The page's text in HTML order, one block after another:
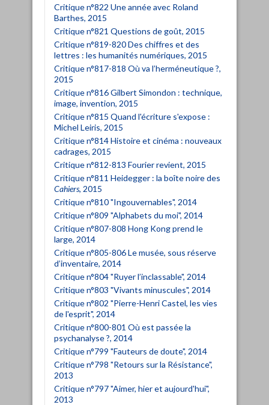
Critique n°822 Une année avec Roland
Barthes, 2015
Critique n°821 Questions de goût, 2015
Critique n°819-820 Des chiffres et des
lettres : les humanités numériques, 2015
Critique n°817-818 Où va l’herméneutique ?,
2015
Critique n°816 Gilbert Simondon : technique,
image, invention, 2015
Critique n°815 Quand l'écriture s'expose :
Michel Leiris, 2015
Critique n°814 Histoire et cinéma : nouveaux
cadrages, 2015
Critique n°812-813 Fourier revient, 2015
Critique n°811 Heidegger : la boîte noire des
Cahiers, 2015
Critique n°810 "Ingouvernables", 2014
Critique n°809 "Alphabets du moi", 2014
Critique n°807-808 Hong Kong prend le
large, 2014
Critique n°805-806 Le musée, sous réserve
d’inventaire, 2014
Critique n°804 "Ruyer l’inclassable", 2014
Critique n°803 "Vivants minuscules", 2014
Critique n°802 "Pierre-Henri Castel, les vies
de l'esprit", 2014
Critique n°800-801 Où est passée la
psychanalyse ?, 2014
Critique n°799 "Fauteurs de doute", 2014
Critique n°798 "Retours sur la Résistance",
2013
Critique n°797 "Aimer, hier et aujourd'hui",
2013